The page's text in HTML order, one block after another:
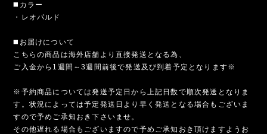
◼️カラー
・レオパルド
◼️お届けについて
こちらの商品は海外店舗より直接発送となる為、
ご入金から1週間～3週間前後で発送及び到着予定となります※
※予約商品については発送予定日から上記日数で順次発送となりま
す。状況によっては予定発送日より早く発送となる場合もございま
すので予めご承知おき下さいませ。
その他遅れる場合もございますので予めご承知おき頂けますようお